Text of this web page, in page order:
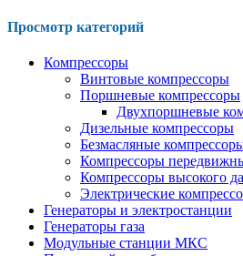
Просмотр категорий
Компрессоры
Винтовые компрессоры
Поршневые компрессоры
Двухпоршневые
Дизельные компрессоры
Безмасляные
Компрессоры
Компрессоры высокого
Электрические
Генераторы и электростанции
Генераторы газа
Модульные станции МКС